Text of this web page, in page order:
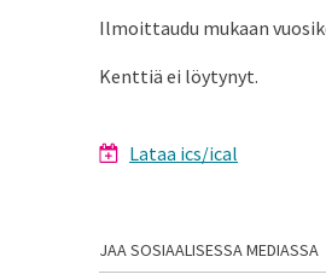
Ilmoittaudu mukaan
Kenttiä ei löytynyt.
Lataa ics/ical
JAA SOSIAALISESSA MEDIASSA